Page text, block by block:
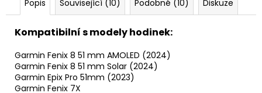
Popis Související (10) Podobné (10) Diskuze
Kompatibilní s modely hodinek:
Garmin Fenix 8 51 mm AMOLED (2024)
Garmin Fenix 8 51 mm Solar (2024)
Garmin Epix Pro 51mm (2023)
Garmin Fenix 7X